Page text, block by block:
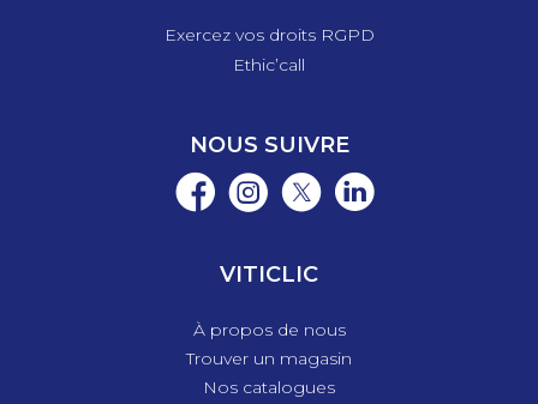
Exercez vos droits RGPD
Ethic’call
NOUS SUIVRE
VITICLIC
À propos de nous
Trouver un magasin
Nos catalogues